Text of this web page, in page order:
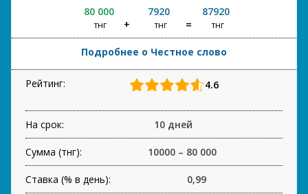
80 000
тнг
7920
тнг
87920
тнг
Подробнее о Честное слово
Рейтинг: 4.6
На срок: 10 дней
Сумма (тнг): 10000 – 80 000
Ставка (% в день): 0,99